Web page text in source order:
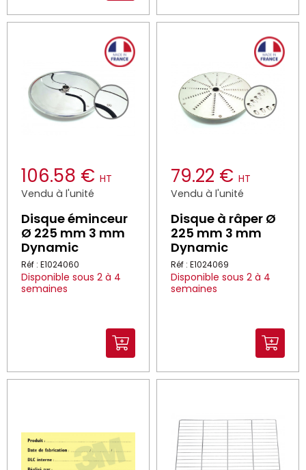
106.58 € HT
Vendu à l'unité
Disque éminceur
Ø 225 mm 3 mm
Dynamic
Réf : E1024060
Disponible sous 2 à 4
semaines
79.22 € HT
Vendu à l'unité
Disque à râper Ø
225 mm 3 mm
Dynamic
Réf : E1024069
Disponible sous 2 à 4
semaines